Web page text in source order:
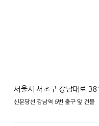
서울시 서초구 강남대로
신분당선 강남역 6번 출구 앞 건물